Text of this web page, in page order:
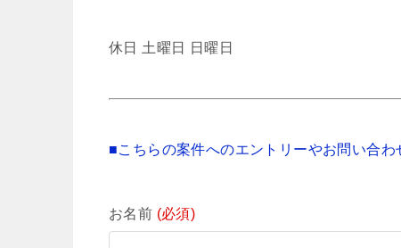
休日 土曜日 日曜日
■こちらの案件へのエントリーやお問い合
お名前 (必須)